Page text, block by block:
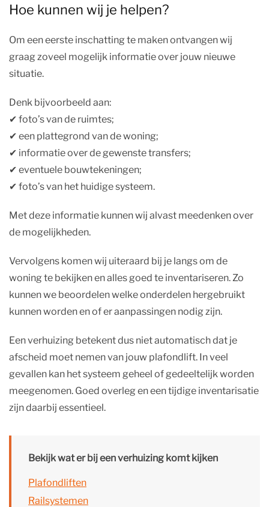
Hoe kunnen wij je helpen?
Om een eerste inschatting te maken ontvangen wij
graag zoveel mogelijk informatie over jouw nieuwe
situatie.
Denk bijvoorbeeld aan:
✔︎ foto’s van de ruimtes;
✔︎ een plattegrond van de woning;
✔︎ informatie over de gewenste transfers;
✔︎ eventuele bouwtekeningen;
✔︎ foto’s van het huidige systeem.
Met deze informatie kunnen wij alvast meedenken over
de mogelijkheden.
Vervolgens komen wij uiteraard bij je langs om de
woning te bekijken en alles goed te inventariseren. Zo
kunnen we beoordelen welke onderdelen hergebruikt
kunnen worden en of er aanpassingen nodig zijn.
Een verhuizing betekent dus niet automatisch dat je
afscheid moet nemen van jouw plafondlift. In veel
gevallen kan het systeem geheel of gedeeltelijk worden
meegenomen. Goed overleg en een tijdige inventarisatie
zijn daarbij essentieel.
Bekijk wat er bij een verhuizing komt kijken
Plafondliften
Railsystemen